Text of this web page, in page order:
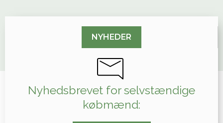
NYHEDER
Nyhedsbrevet for selvstændige
købmænd: